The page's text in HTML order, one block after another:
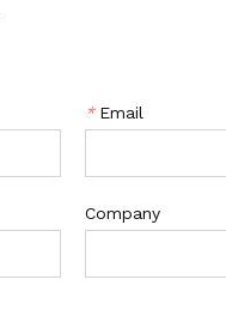
* Email
Company